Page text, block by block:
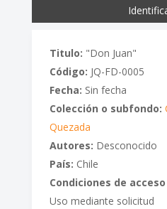
Titulo: "Don Juan"
Código: JQ-FD-0005
Fecha: Sin fecha
Colección o subfondo:
Quezada
Autores: Desconocido
País: Chile
Condiciones de
Uso mediante solicitud